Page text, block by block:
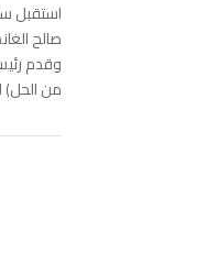
استقبل
صالح
وقدم
من الحل)